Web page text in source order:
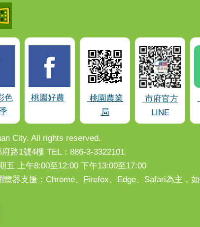
色
桃園好農
桃園農業
局
市府官方
LINE
City. All rights reserved.
路1號4樓 TEL：886-3-3322101
五 上午8:00至12:00 下午13:00至17:00
器支援：Chrome、Firefox、Edge、Safari為主，